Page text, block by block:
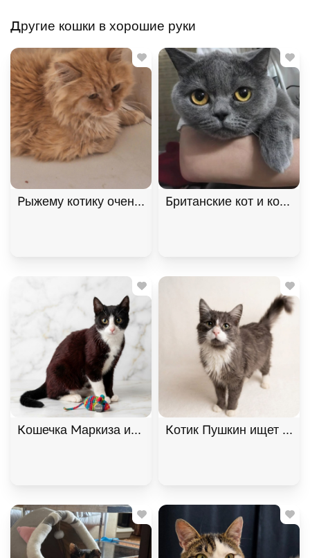
Другие кошки в хорошие руки
Рыжему котику очень нужен дом! В дар!, Рыжий,
Британские кот и
Кошечка Маркиза ищет дом. В дар!, Черный с
Котик Пушкин ищет